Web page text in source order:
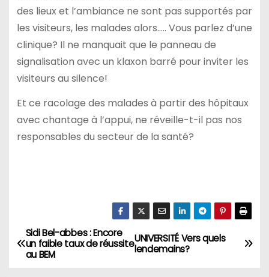
des lieux et l’ambiance ne sont pas supportés par
les visiteurs, les malades alors….. Vous parlez d’une
clinique? Il ne manquait que le panneau de
signalisation avec un klaxon barré pour inviter les
visiteurs au silence!
Et ce racolage des malades à partir des hôpitaux
avec chantage à l’appui, ne réveille-t-il pas nos
responsables du secteur de la santé?
N
a
UNIVERSITÉ Vers quels
lendemains?
Sidi Bel-abbes : Encore
un faible taux de réussite
au BEM